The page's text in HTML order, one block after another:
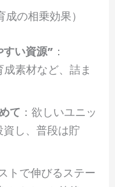
の相乗効果）
い資源” ：
素材など、詰ま
て ：欲しいユニッ
資し、普段は貯
トで伸びるステー